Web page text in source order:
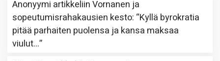
Anonyymi artikkeliinVornanen ja
sopeutumisrahakausien kesto: “Kyllä byrokratia
pitää parhaiten puolensa ja kansa maksaa
viulut…”